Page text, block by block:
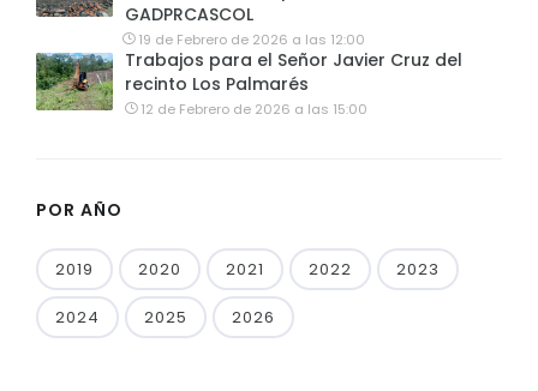
GADPRCASCOL
19 de Febrero de 2026 a las 12:00
Trabajos para el Señor Javier Cruz del
recinto Los Palmarés
12 de Febrero de 2026 a las 15:00
POR AÑO
2019 2020 2021 2022 2023
2024 2025 2026